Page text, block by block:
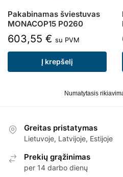
Pakabinamas šviestuvas
MONACOP15 P0260
603,55 € su PVM
Į krepšelį
Greitas pristatymas
Lietuvoje, Latvijoje, Estijoje
Prekių grąžinimas
per 14 darbo dienų